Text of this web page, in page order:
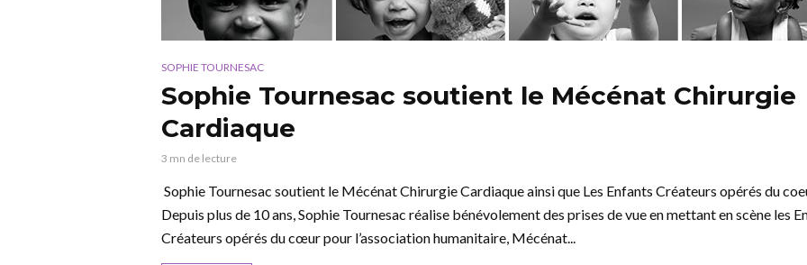
SOPHIE TOURNESAC
Sophie Tournesac soutient le Mécénat Chirurgie
Cardiaque
3 mn de lecture
Sophie Tournesac soutient le Mécénat Chirurgie Cardiaque ainsi que Les Enfants Créateurs opérés du
Depuis plus de 10 ans, Sophie Tournesac réalise bénévolement des prises de vue en mettant en scène les
Créateurs opérés du cœur pour l’association humanitaire, Mécénat...